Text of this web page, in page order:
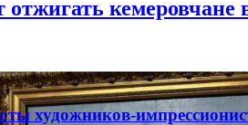
кемеровчане
художников-